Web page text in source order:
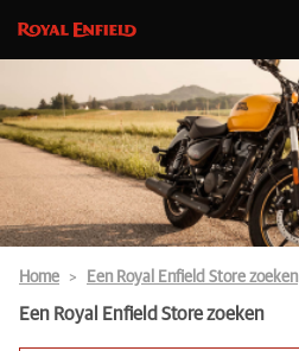
Home Een Royal Enfield Store zoeken
Een Royal Enfield Store zoeken